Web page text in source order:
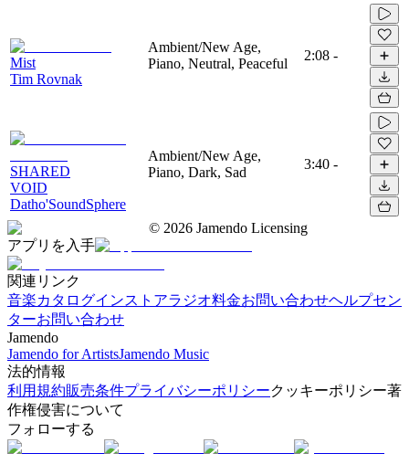
Mist
Tim Rovnak
Ambient/New Age,
Piano, Neutral, Peaceful
2:08 -
SHARED
VOID
Datho'SoundSphere
Ambient/New Age,
Piano, Dark, Sad
3:40 -
© 2026 Jamendo Licensing
アプリを入手
関連リンク
音楽カタログインストアラジオ料金お問い合わせヘルプセン
ターお問い合わせ
Jamendo
Jamendo for ArtistsJamendo Music
法的情報
利用規約販売条件プライバシーポリシークッキーポリシー著
作権侵害について
フォローする